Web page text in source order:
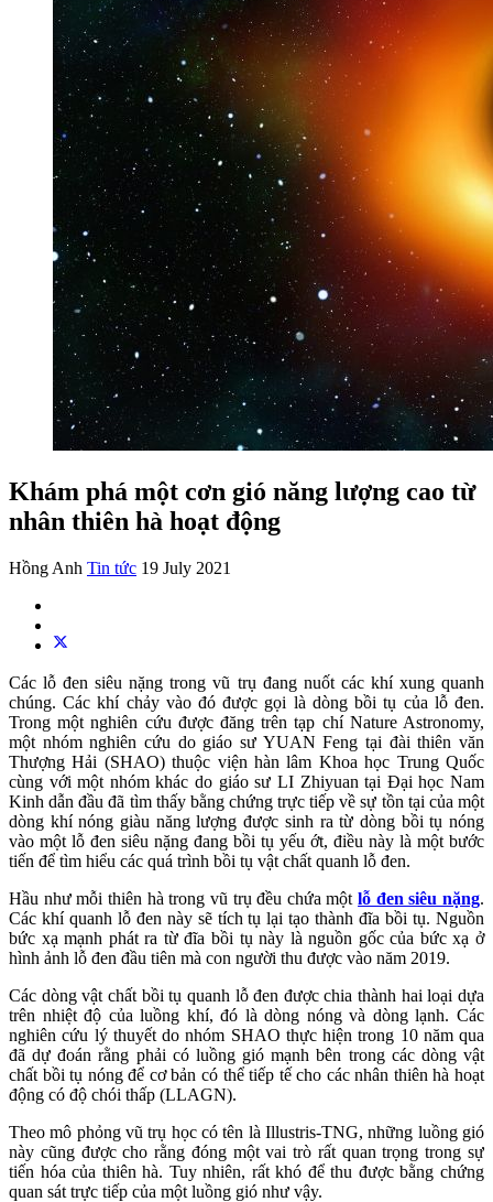
Khám phá một cơn gió năng lượng cao từ
nhân thiên hà hoạt động
Hồng Anh Tin tức 19 July 2021
Các lỗ đen siêu nặng trong vũ trụ đang nuốt các khí xung quanh
chúng. Các khí chảy vào đó được gọi là dòng bồi tụ của lỗ đen.
Trong một nghiên cứu được đăng trên tạp chí Nature Astronomy,
một nhóm nghiên cứu do giáo sư YUAN Feng tại đài thiên văn
Thượng Hải (SHAO) thuộc viện hàn lâm Khoa học Trung Quốc
cùng với một nhóm khác do giáo sư LI Zhiyuan tại Đại học Nam
Kinh dẫn đầu đã tìm thấy bằng chứng trực tiếp về sự tồn tại của một
dòng khí nóng giàu năng lượng được sinh ra từ dòng bồi tụ nóng
vào một lỗ đen siêu nặng đang bồi tụ yếu ớt, điều này là một bước
tiến để tìm hiểu các quá trình bồi tụ vật chất quanh lỗ đen.
Hầu như mỗi thiên hà trong vũ trụ đều chứa mộtlỗ đen siêu nặng.
Các khí quanh lỗ đen này sẽ tích tụ lại tạo thành đĩa bồi tụ. Nguồn
bức xạ mạnh phát ra từ đĩa bồi tụ này là nguồn gốc của bức xạ ở
hình ảnh lỗ đen đầu tiên mà con người thu được vào năm 2019.
Các dòng vật chất bồi tụ quanh lỗ đen được chia thành hai loại dựa
trên nhiệt độ của luồng khí, đó là dòng nóng và dòng lạnh. Các
nghiên cứu lý thuyết do nhóm SHAO thực hiện trong 10 năm qua
đã dự đoán rằng phải có luồng gió mạnh bên trong các dòng vật
chất bồi tụ nóng để cơ bản có thể tiếp tế cho các nhân thiên hà hoạt
động có độ chói thấp (LLAGN).
Theo mô phỏng vũ trụ học có tên là Illustris-TNG, những luồng gió
này cũng được cho rằng đóng một vai trò rất quan trọng trong sự
tiến hóa của thiên hà. Tuy nhiên, rất khó để thu được bằng chứng
quan sát trực tiếp của một luồng gió như vậy.